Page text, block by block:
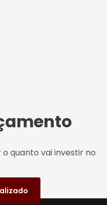
quanto vai investir no